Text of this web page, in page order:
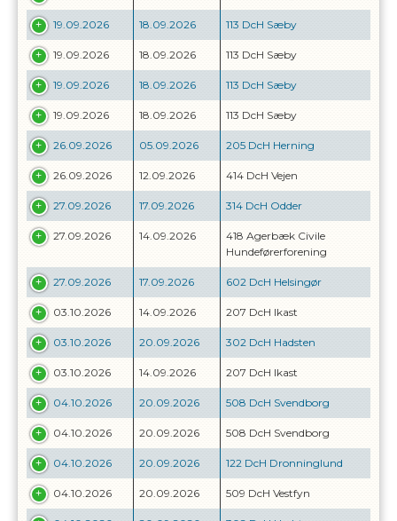
19.09.2026 18.09.2026 113 DcH Sæby
19.09.2026 18.09.2026 113 DcH Sæby
19.09.2026 18.09.2026 113 DcH Sæby
19.09.2026 18.09.2026 113 DcH Sæby
26.09.2026 05.09.2026 205 DcH Herning
26.09.2026 12.09.2026 414 DcH Vejen
27.09.2026 17.09.2026 314 DcH Odder
27.09.2026 14.09.2026
418 Agerbæk Civile
Hundeførerforening
27.09.2026 17.09.2026 602 DcH Helsingør
03.10.2026 14.09.2026 207 DcH Ikast
03.10.2026 20.09.2026 302 DcH Hadsten
03.10.2026 14.09.2026 207 DcH Ikast
04.10.2026 20.09.2026 508 DcH Svendborg
04.10.2026 20.09.2026 508 DcH Svendborg
04.10.2026 20.09.2026 122 DcH Dronninglund
04.10.2026 20.09.2026 509 DcH Vestfyn